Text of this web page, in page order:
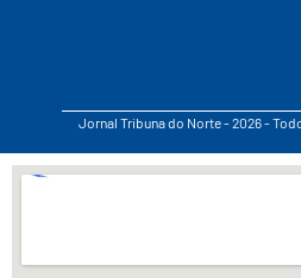
Jornal Tribuna do Norte - 2026 -